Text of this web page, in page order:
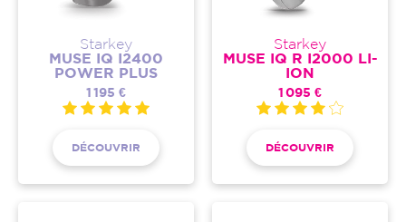
Starkey
MUSE IQ I2400
POWER PLUS
1 195 €
DÉCOUVRIR
Starkey
MUSE IQ R I2000 LI-
ION
1 095 €
DÉCOUVRIR